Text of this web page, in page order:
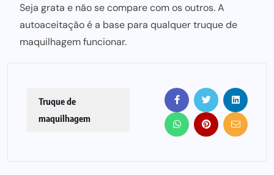
Seja grata e não se compare com os outros. A
autoaceitação é a base para qualquer truque de
maquilhagem funcionar.
Truque de
maquilhagem